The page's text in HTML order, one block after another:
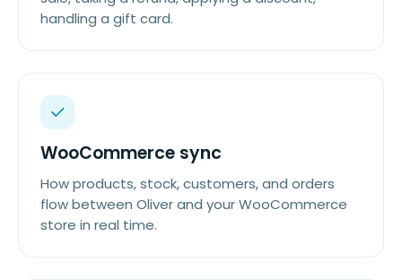
handling a gift card.
WooCommerce sync
How products, stock, customers, and orders
flow between Oliver and your WooCommerce
store in real time.